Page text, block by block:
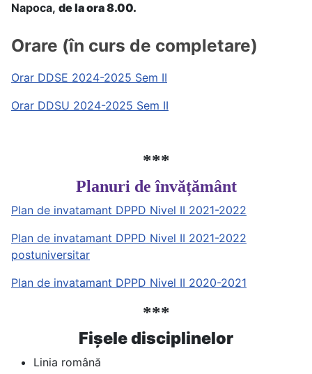
Napoca, de la ora 8.00.
Orare (în curs de completare)
Orar DDSE 2024-2025 Sem II
Orar DDSU 2024-2025 Sem II
***
Planuri de învățământ
Plan de invatamant DPPD Nivel II 2021-2022
Plan de invatamant DPPD Nivel II 2021-2022
postuniversitar
Plan de invatamant DPPD Nivel II 2020-2021
***
Fișele disciplinelor
Linia română